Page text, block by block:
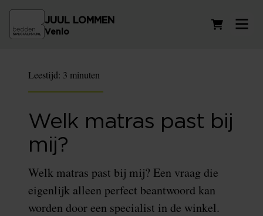
JUUL LOMMEN
Venlo
Leestijd: 3 minuten
Welk matras past bij
mij?
Welk matras past bij mij? Een vraag die
eigenlijk alleen perfect beantwoord kan
worden door een specialist in de winkel.